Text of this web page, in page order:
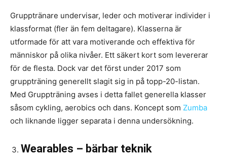
Grupptränare undervisar, leder och motiverar individer i
klassformat (fler än fem deltagare). Klasserna är
utformade för att vara motiverande och effektiva för
människor på olika nivåer. Ett säkert kort som levererar
för de flesta. Dock var det först under 2017 som
gruppträning generellt slagit sig in på topp-20-listan.
Med Gruppträning avses i detta fallet generella klasser
såsom cykling, aerobics och dans. Koncept som Zumba
och liknande ligger separata i denna undersökning.
Wearables – bärbar teknik